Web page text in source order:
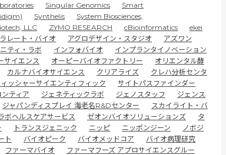
Singular Genomics
Smart
Synthelis
System Biosciences,
LLC ZYMO RESEARCH cBioinformatics
ekei
レート・バイオ アグロデザイン・スタジオ
アズワン
ティ・ラボ インフォバイオ
インプランタイノベーション
サイエンス オーピーバイオファクトリー
オリエンタル酵
カルナバイオサイエンス クリアライズ
クレハ分析センタ
ッシャーサイエンティフィック
サイトパスファインダー
ティア ジェネティックラボ ジェノスタッフ
ジェンス
ジャパンディスプレイ 海老名R&Dセンター
スカイライト・バ
ボヘルスケアサービス ゼオンバイオソリューションズ
タ
トランスジェニック ニッピ ニッポンジーン
ノボジ
ト バイオピーク バイオメッドコア
バイオ病理研究
ファーマバイオ
ファーマフーズ アプロサイエンスグルー